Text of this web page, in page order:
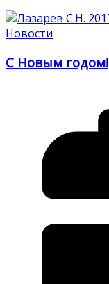
Новости
С Новым годом!